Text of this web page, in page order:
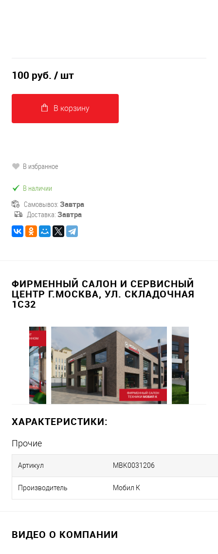
100 руб. / шт
В корзину
В избранное
В наличии
Самовывоз: Завтра
Доставка: Завтра
ФИРМЕННЫЙ САЛОН И СЕРВИСНЫЙ
ЦЕНТР Г.МОСКВА, УЛ. СКЛАДОЧНАЯ
1С32
ХАРАКТЕРИСТИКИ:
Прочие
Артикул MBK0031206
Производитель Мобил К
ВИДЕО О КОМПАНИИ